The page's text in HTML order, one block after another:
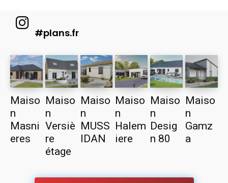
#plans.fr
Maiso
n
Masni
eres
Maiso
n
Versiè
re
étage
Maiso
n
MUSS
IDAN
Maiso
n
Halem
iere
Maiso
n
Desig
n 80
Maiso
n
Gamz
a